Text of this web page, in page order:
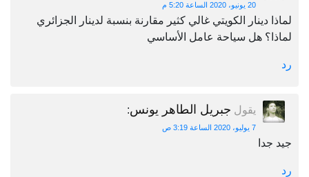
20 يونيو، 2020 الساعة 5:20 م
لماذا دينار الكويتي غالي كثير مقارنة بنسبة لدينار الجزائري
لماذا؟ هل سياحة عامل الأساسي
رد
يقول جبريل الطاهر يونس:
7 يوليو، 2020 الساعة 3:19 ص
جيد جدا
رد